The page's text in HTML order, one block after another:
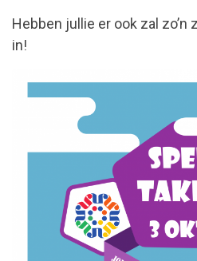
Hebben jullie er ook zal zo’n
in!